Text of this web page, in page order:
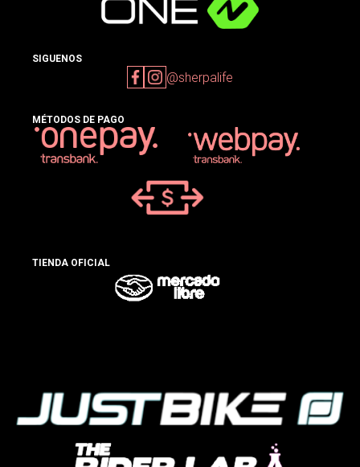
SIGUENOS
@sherpalife
MÉTODOS DE PAGO
TIENDA OFICIAL